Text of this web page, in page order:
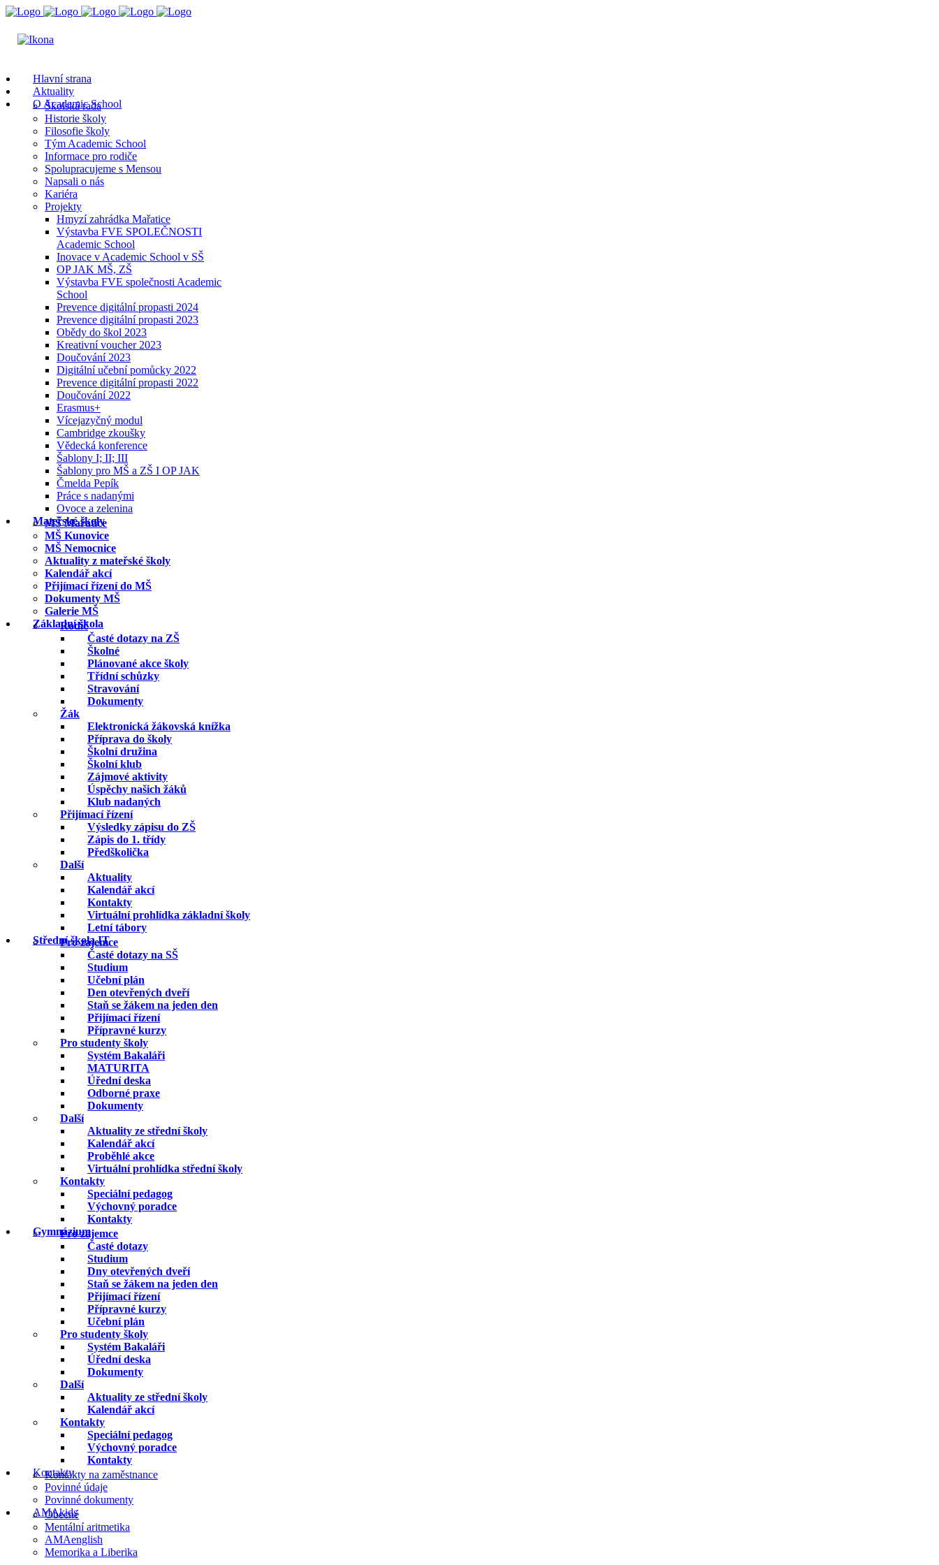
Hlavní strana
Aktuality
O Academic School
Školská rada
Historie školy
Filosofie školy
Tým Academic School
Informace pro rodiče
Spolupracujeme s Mensou
Napsali o nás
Kariéra
Projekty
Hmyzí zahrádka Mařatice
Výstavba FVE SPOLEČNOSTI
Academic School
Inovace v Academic School v SŠ
OP JAK MŠ, ZŠ
Výstavba FVE společnosti Academic
School
Prevence digitální propasti 2024
Prevence digitální propasti 2023
Obědy do škol 2023
Kreativní voucher 2023
Doučování 2023
Digitální učební pomůcky 2022
Prevence digitální propasti 2022
Doučování 2022
Erasmus+
Vícejazyčný modul
Cambridge zkoušky
Vědecká konference
Šablony I; II; III
Šablony pro MŠ a ZŠ I OP JAK
Čmelda Pepík
Práce s nadanými
Ovoce a zelenina
Mateřské školy
MŠ Mařatice
MŠ Kunovice
MŠ Nemocnice
Aktuality z mateřské školy
Kalendář akcí
Přijímací řízení do MŠ
Dokumenty MŠ
Galerie MŠ
Základní škola
Rodič
Časté dotazy na ZŠ
Školné
Plánované akce školy
Třídní schůzky
Stravování
Dokumenty
Žák
Elektronická žákovská knížka
Příprava do školy
Školní družina
Školní klub
Zájmové aktivity
Úspěchy našich žáků
Klub nadaných
Přijímací řízení
Výsledky zápisu do ZŠ
Zápis do 1. třídy
Předškolička
Další
Aktuality
Kalendář akcí
Kontakty
Virtuální prohlídka základní školy
Letní tábory
Střední škola IT
Pro zájemce
Časté dotazy na SŠ
Studium
Učební plán
Den otevřených dveří
Staň se žákem na jeden den
Přijímací řízení
Přípravné kurzy
Pro studenty školy
Systém Bakaláři
MATURITA
Úřední deska
Odborné praxe
Dokumenty
Další
Aktuality ze střední školy
Kalendář akcí
Proběhlé akce
Virtuální prohlídka střední školy
Kontakty
Speciální pedagog
Výchovný poradce
Kontakty
Gymnázium
Pro zájemce
Časté dotazy
Studium
Dny otevřených dveří
Staň se žákem na jeden den
Přijímací řízení
Přípravné kurzy
Učební plán
Pro studenty školy
Systém Bakaláři
Úřední deska
Dokumenty
Další
Aktuality ze střední školy
Kalendář akcí
Kontakty
Speciální pedagog
Výchovný poradce
Kontakty
Kontakty
Kontakty na zaměstnance
Povinné údaje
Povinné dokumenty
AMAkids
Obecné
Mentální aritmetika
AMAenglish
Memorika a Liberika